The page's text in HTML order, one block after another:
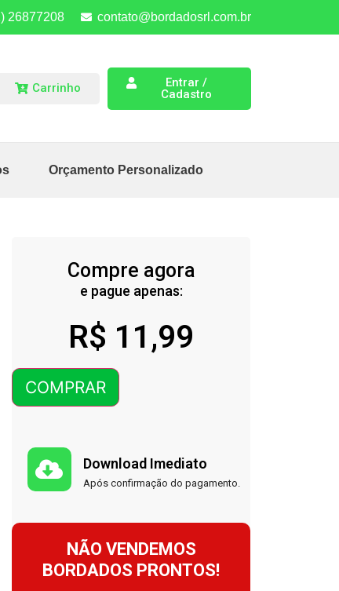
26877208 contato@bordadosrl.com.br
Carrinho
Entrar /
Cadastro
Orçamento Personalizado
Compre agora
e pague apenas:
R$ 11,99
COMPRAR
Download Imediato
Após confirmação do pagamento.
NÃO VENDEMOS
BORDADOS PRONTOS!